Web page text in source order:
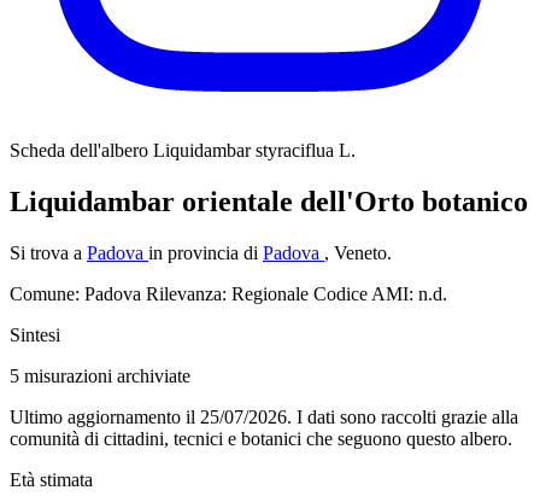
Scheda dell'albero Liquidambar styraciflua L.
Liquidambar orientale dell'Orto botanico
Si trova a Padova in provincia di Padova , Veneto.
Comune: Padova Rilevanza: Regionale Codice AMI: n.d.
Sintesi
5 misurazioni archiviate
Ultimo aggiornamento il 25/07/2026. I dati sono raccolti grazie alla
comunità di cittadini, tecnici e botanici che seguono questo albero.
Età stimata